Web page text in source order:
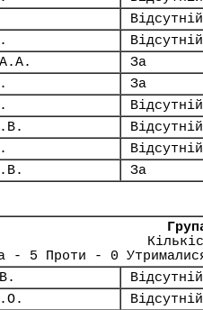
Відсутній
Відсутній
А.А.
За
За
Відсутній
Відсутній
Відсутній
За
- 5 Проти - 0
Відсутній
Відсутній